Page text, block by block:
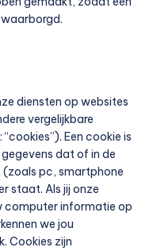
diensten op websites
vergelijkbare
Een cookie is
dat of in de
pc, smartphone
staat. Als jij onze
computer informatie op
we jou
Cookies zijn